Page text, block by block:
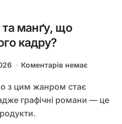
та манґу, що
кадру?
Коментарів немає
графічні романи — це